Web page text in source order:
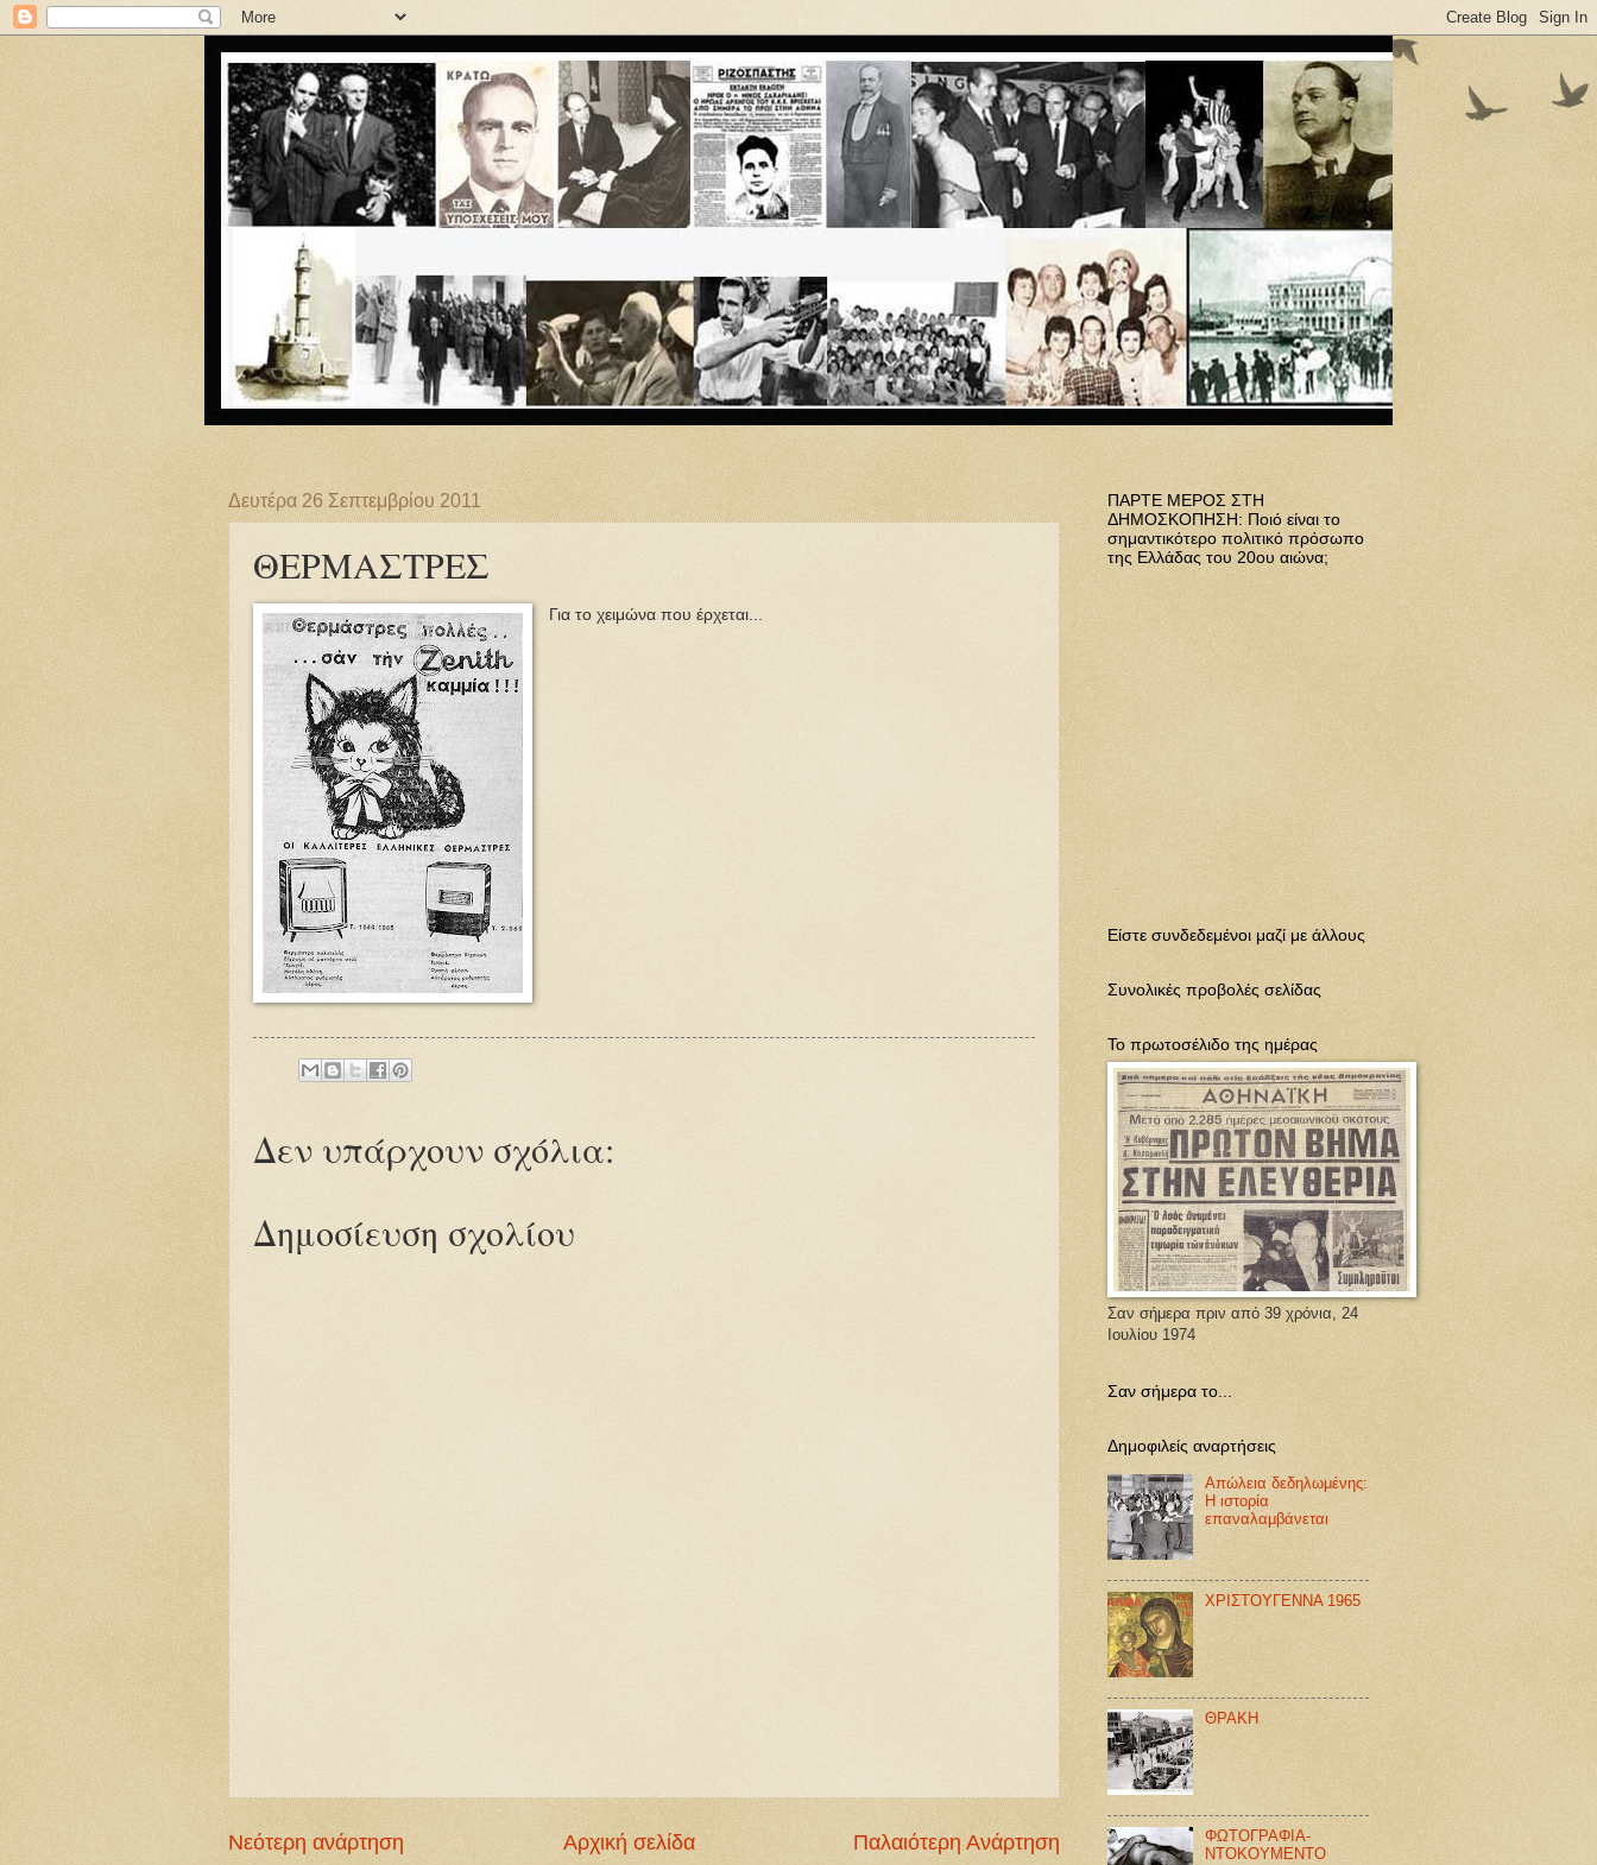
Δευτέρα 26 Σεπτεμβρίου 2011
ΘΕΡΜΑΣΤΡΕΣ
Για το χειμώνα που έρχεται...
Δεν υπάρχουν σχόλια:
Δημοσίευση σχολίου
Νεότερη ανάρτηση Παλαιότερη Ανάρτηση
Αρχική σελίδα
ΠΑΡΤΕ ΜΕΡΟΣ ΣΤΗ
ΔΗΜΟΣΚΟΠΗΣΗ: Ποιό είναι το
σημαντικότερο πολιτικό πρόσωπο
της Ελλάδας του 20ου αιώνα;
Eίστε συνδεδεμένοι μαζί με άλλους
Συνολικές προβολές σελίδας
Το πρωτοσέλιδο της ημέρας
Σαν σήμερα πριν από 39 χρόνια, 24
Ιουλίου 1974
Σαν σήμερα το...
Δημοφιλείς αναρτήσεις
Απώλεια δεδηλωμένης:
Η ιστορία
επαναλαμβάνεται
ΧΡΙΣΤΟΥΓΕΝΝΑ 1965
ΘΡΑΚΗ
ΦΩΤΟΓΡΑΦΙΑ-
ΝΤΟΚΟΥΜΕΝΤΟ